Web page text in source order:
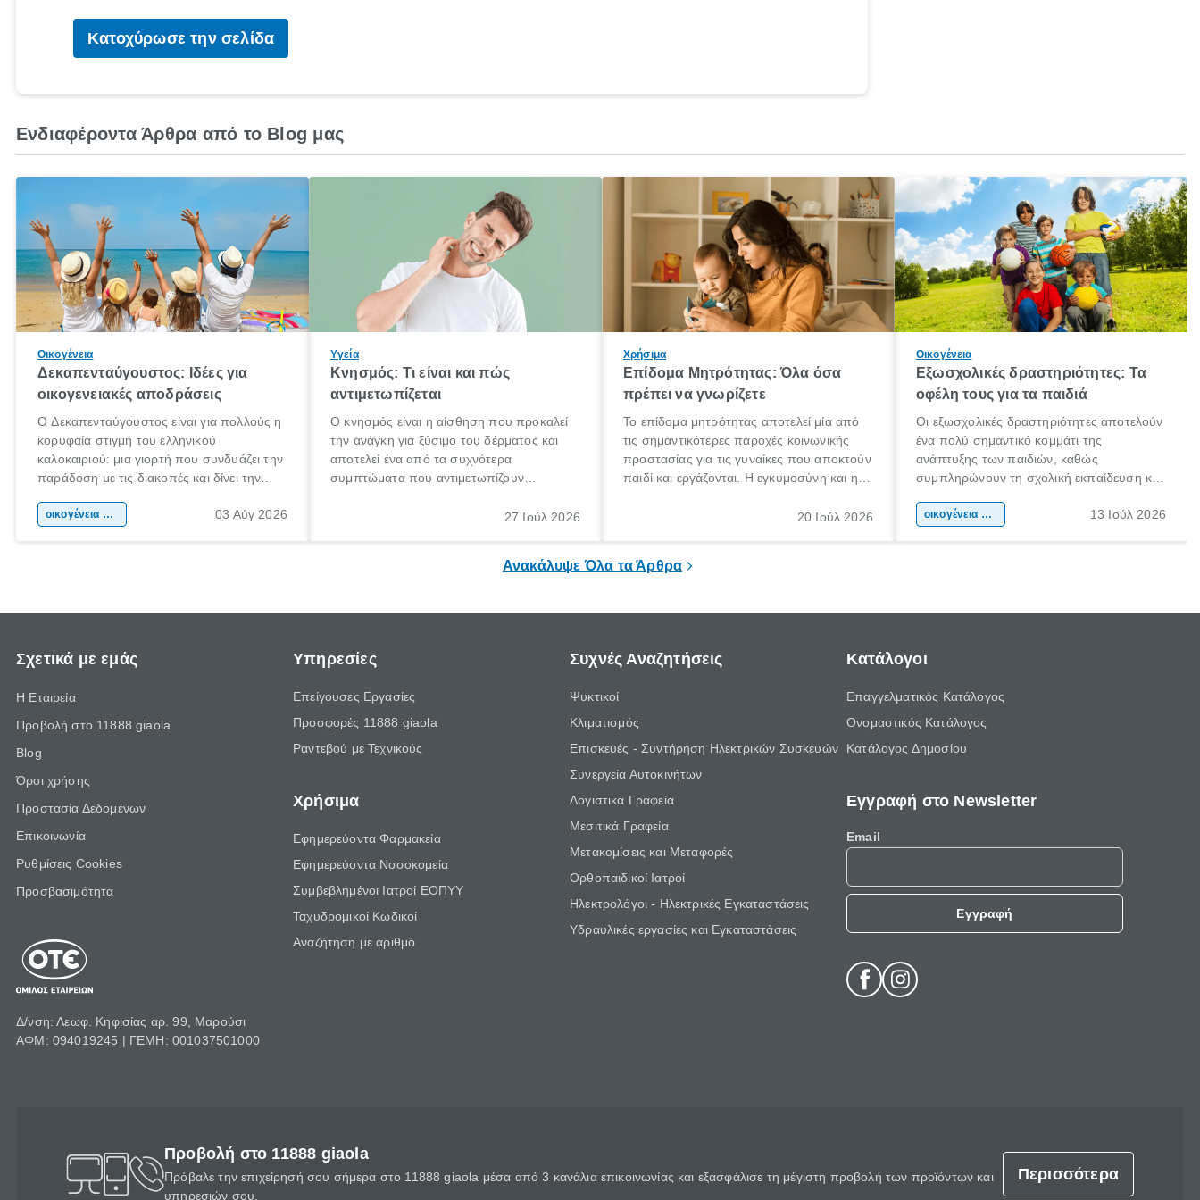
Κατοχύρωσε την σελίδα
Ενδιαφέροντα Άρθρα από το Blog μας
Οικογένεια
Δεκαπενταύγουστος: Ιδέες για
οικογενειακές αποδράσεις
Ο Δεκαπενταύγουστος είναι για πολλούς η
κορυφαία στιγμή του ελληνικού
καλοκαιριού: μια γιορτή που συνδυάζει την
παράδοση με τις διακοπές και δίνει την
χώρας. Είτε πρόκειται για λίγες μέρες
οικογένεια & παιδί 03 Αύγ 2026
Υγεία
Κνησμός: Τι είναι και πώς
αντιμετωπίζεται
Ο κνησμός είναι η αίσθηση που προκαλεί
την ανάγκη για ξύσιμο του δέρματος και
αποτελεί ένα από τα συχνότερα
συμπτώματα που αντιμετωπίζουν
πληροφορίες για το «κνησμός τι είναι»,
27 Ιούλ 2026
Χρήσιμα
Επίδομα Μητρότητας: Όλα όσα
πρέπει να γνωρίζετε
Το επίδομα μητρότητας αποτελεί μία από
τις σημαντικότερες παροχές κοινωνικής
προστασίας για τις γυναίκες που αποκτούν
παιδί και εργάζονται. Η εγκυμοσύνη και η
σημαντική περίοδος στη ζωή κάθε20 Ιούλ 2026
Οικογένεια
Εξωσχολικές δραστηριότητες: Τα
οφέλη τους για τα παιδιά
Οι εξωσχολικές δραστηριότητες αποτελούν
ένα πολύ σημαντικό κομμάτι της
ανάπτυξης των παιδιών, καθώς
συμπληρώνουν τη σχολική εκπαίδευση και
της προσωπικότητας, της κοινωνικότητας
οικογένεια & παιδί 13 Ιούλ 2026
Ανακάλυψε Όλα τα Άρθρα
Σχετικά με εμάς
Η Εταιρεία
Προβολή στο 11888 giaola
Blog
Όροι χρήσης
Προστασία Δεδομένων
Επικοινωνία
Ρυθμίσεις Cookies
Προσβασιμότητα
Δ/νση: Λεωφ. Κηφισίας αρ. 99, Μαρούσι
ΑΦΜ: 094019245 | ΓΕΜΗ: 001037501000
Υπηρεσίες
Επείγουσες Εργασίες
Προσφορές 11888 giaola
Ραντεβού με Τεχνικούς
Χρήσιμα
Εφημερεύοντα Φαρμακεία
Εφημερεύοντα Νοσοκομεία
Συμβεβλημένοι Ιατροί ΕΟΠΥΥ
Ταχυδρομικοί Κωδικοί
Αναζήτηση με αριθμό
Συχνές Αναζητήσεις
Ψυκτικοί
Κλιματισμός
Επισκευές - Συντήρηση Ηλεκτρικών Συσκευών
Συνεργεία Αυτοκινήτων
Λογιστικά Γραφεία
Μεσιτικά Γραφεία
Μετακομίσεις και Μεταφορές
Ορθοπαιδικοί Ιατροί
Ηλεκτρολόγοι - Ηλεκτρικές Εγκαταστάσεις
Υδραυλικές εργασίες και Εγκαταστάσεις
Κατάλογοι
Επαγγελματικός Κατάλογος
Ονομαστικός Κατάλογος
Κατάλογος Δημοσίου
Εγγραφή στο Newsletter
Email
Εγγραφή
Προβολή στο 11888 giaola
Πρόβαλε την επιχείρησή σου σήμερα στο 11888 giaola μέσα από 3 κανάλια επικοινωνίας και εξασφάλισε τη μέγιστη προβολή των προϊόντων και
υπηρεσιών σου.
Περισσότερα